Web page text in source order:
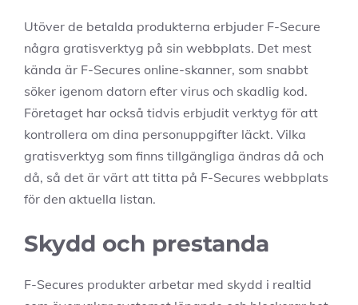
Utöver de betalda produkterna erbjuder F-Secure
några gratisverktyg på sin webbplats. Det mest
kända är F-Secures online-skanner, som snabbt
söker igenom datorn efter virus och skadlig kod.
Företaget har också tidvis erbjudit verktyg för att
kontrollera om dina personuppgifter läckt. Vilka
gratisverktyg som finns tillgängliga ändras då och
då, så det är värt att titta på F-Secures webbplats
för den aktuella listan.
Skydd och prestanda
F-Secures produkter arbetar med skydd i realtid